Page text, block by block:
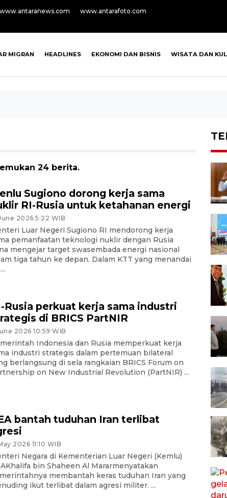
www.antaranews.com
www.antarafoto.com
MIGRAN HEADLINES EKONOMI DAN BISNIS WISATA DAN
24 berita.
Sugiono dorong kerja sama
RI-Rusia untuk ketahanan energi
2026 5:22 WIB
Luar Negeri Sugiono RI mendorong kerja
pemanfaatan teknologi nuklir dengan Rusia
mengejar target swasembada energi nasional
tiga tahun ke depan. Dalam KTT yang menandai
Rusia perkuat kerja sama industri
di BRICS PartNIR
2026 10:59 WIB
Indonesia dan Rusia memperkuat kerja
industri strategis dalam pertemuan bilateral
berlangsung di sela rangkaian BRICS Forum on
on New Industrial Revolution (PartNIR) ...
bantah tuduhan Iran terlibat
2026 11:10 WIB
Negara di Kementerian Luar Negeri (Kemlu)
bin Shaheen Al Mararmenyatakan
membantah keras tuduhan Iran yang
ikut terlibat dalam agresi militer. ...